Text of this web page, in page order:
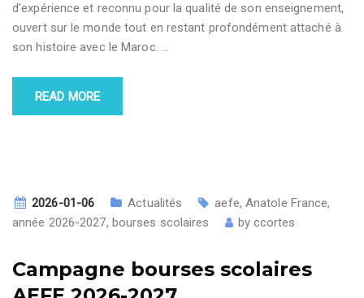
d’expérience et reconnu pour la qualité de son enseignement,
ouvert sur le monde tout en restant profondément attaché à
son histoire avec le Maroc. …
READ MORE
2026-01-06 Actualités aefe, Anatole France,
année 2026-2027, bourses scolaires by ccortes
Campagne bourses scolaires